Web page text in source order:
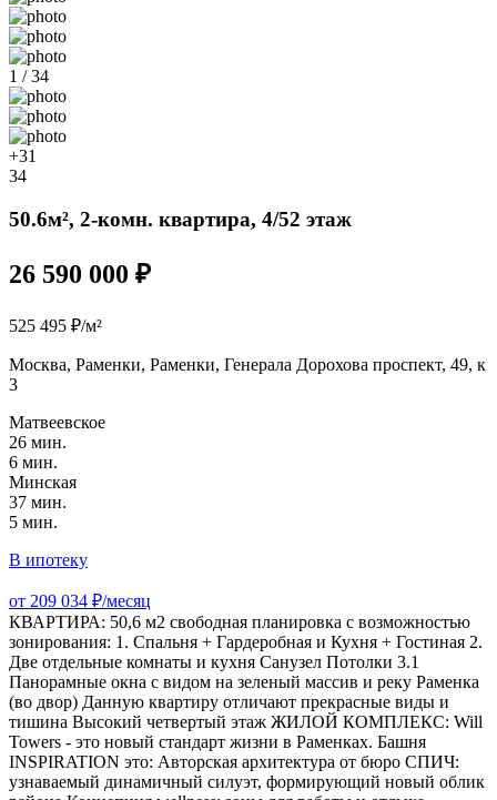
1 / 34
+31
34
50.6м², 2-комн. квартира, 4/52 этаж
26 590 000 ₽
525 495 ₽/м²
Москва, Раменки, Раменки, Генерала Дорохова проспект, 49, к
3
Матвеевское
26 мин.
6 мин.
Минская
37 мин.
5 мин.
В ипотеку
от 209 034 ₽/месяц
КВАРТИРА: 50,6 м2 свободная планировка с возможностью
зонирования: 1. Спальня + Гардеробная и Кухня + Гостиная 2.
Две отдельные комнаты и кухня Санузел Потолки 3.1
Панорамные окна с видом на зеленый массив и реку Раменка
(во двор) Данную квартиру отличают прекрасные виды и
тишина Высокий четвертый этаж ЖИЛОЙ КОМПЛЕКС: Will
Towers - это новый стандарт жизни в Раменках. Башня
INSPIRATION это: Авторская архитектура от бюро СПИЧ:
узнаваемый динамичный силуэт, формирующий новый облик